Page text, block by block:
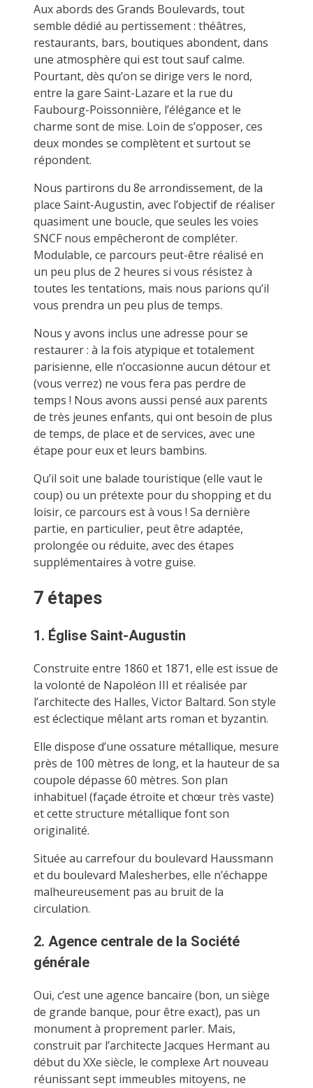
Aux abords des Grands Boulevards, tout
semble dédié au pertissement : théâtres,
restaurants, bars, boutiques abondent, dans
une atmosphère qui est tout sauf calme.
Pourtant, dès qu’on se dirige vers le nord,
entre la gare Saint-Lazare et la rue du
Faubourg-Poissonnière, l’élégance et le
charme sont de mise. Loin de s’opposer, ces
deux mondes se complètent et surtout se
répondent.
Nous partirons du 8e arrondissement, de la
place Saint-Augustin, avec l’objectif de réaliser
quasiment une boucle, que seules les voies
SNCF nous empêcheront de compléter.
Modulable, ce parcours peut-être réalisé en
un peu plus de 2 heures si vous résistez à
toutes les tentations, mais nous parions qu’il
vous prendra un peu plus de temps.
Nous y avons inclus une adresse pour se
restaurer : à la fois atypique et totalement
parisienne, elle n’occasionne aucun détour et
(vous verrez) ne vous fera pas perdre de
temps ! Nous avons aussi pensé aux parents
de très jeunes enfants, qui ont besoin de plus
de temps, de place et de services, avec une
étape pour eux et leurs bambins.
Qu’il soit une balade touristique (elle vaut le
coup) ou un prétexte pour du shopping et du
loisir, ce parcours est à vous ! Sa dernière
partie, en particulier, peut être adaptée,
prolongée ou réduite, avec des étapes
supplémentaires à votre guise.
7 étapes
1. Église Saint-Augustin
Construite entre 1860 et 1871, elle est issue de
la volonté de Napoléon III et réalisée par
l’architecte des Halles, Victor Baltard. Son style
est éclectique mêlant arts roman et byzantin.
Elle dispose d’une ossature métallique, mesure
près de 100 mètres de long, et la hauteur de sa
coupole dépasse 60 mètres. Son plan
inhabituel (façade étroite et chœur très vaste)
et cette structure métallique font son
originalité.
Située au carrefour du boulevard Haussmann
et du boulevard Malesherbes, elle n’échappe
malheureusement pas au bruit de la
circulation.
2. Agence centrale de la Société
générale
Oui, c’est une agence bancaire (bon, un siège
de grande banque, pour être exact), pas un
monument à proprement parler. Mais,
construit par l’architecte Jacques Hermant au
début du XXe siècle, le complexe Art nouveau
réunissant sept immeubles mitoyens, ne